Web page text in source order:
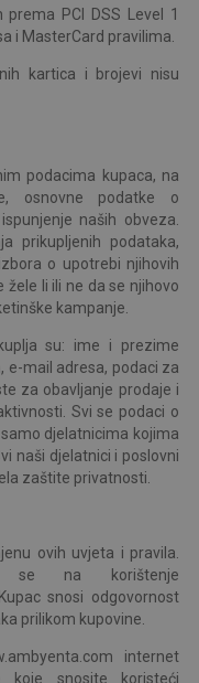
PCI DSS Level 1
i MasterCard pravilima.
kartica i brojevi nisu
podacima kupaca, na
osnovne podatke o
naših obveza.
prikupljenih podataka,
o upotrebi njihovih
li ili ne da se njihovo
kampanje.
su: ime i prezime
e-mail adresa, podaci za
za obavljanje prodaje i
Svi se podaci o
djelatnicima kojima
naši djelatnici i poslovni
zaštite privatnosti.
ovih uvjeta i pravila.
se na korištenje
snosi odgovornost
prilikom kupovine.
internet
koje snosite koristeći